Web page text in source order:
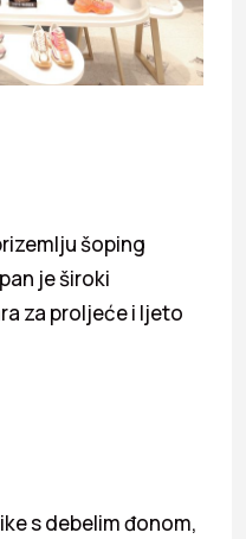
šoping
je široki
za proljeće i ljeto
s debelim đonom,